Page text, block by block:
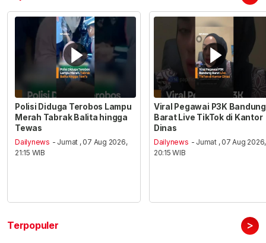
Polisi Diduga Terobos Lampu
Merah Tabrak Balita hingga
Tewas
Dailynews - Jumat , 07 Aug 2026,
21:15 WIB
Viral Pegawai P3K Bandung
Barat Live TikTok di Kantor
Dinas
Dailynews - Jumat , 07 Aug 2026,
20:15 WIB
Terpopuler >